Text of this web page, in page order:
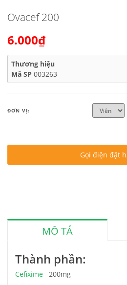
Ovacef 200
6.000₫
Thương hiệu
Mã SP 003263
ĐƠN VỊ:
Gọi điện đặt
MÔ TẢ
Thành phần:
Cefixime 200mg